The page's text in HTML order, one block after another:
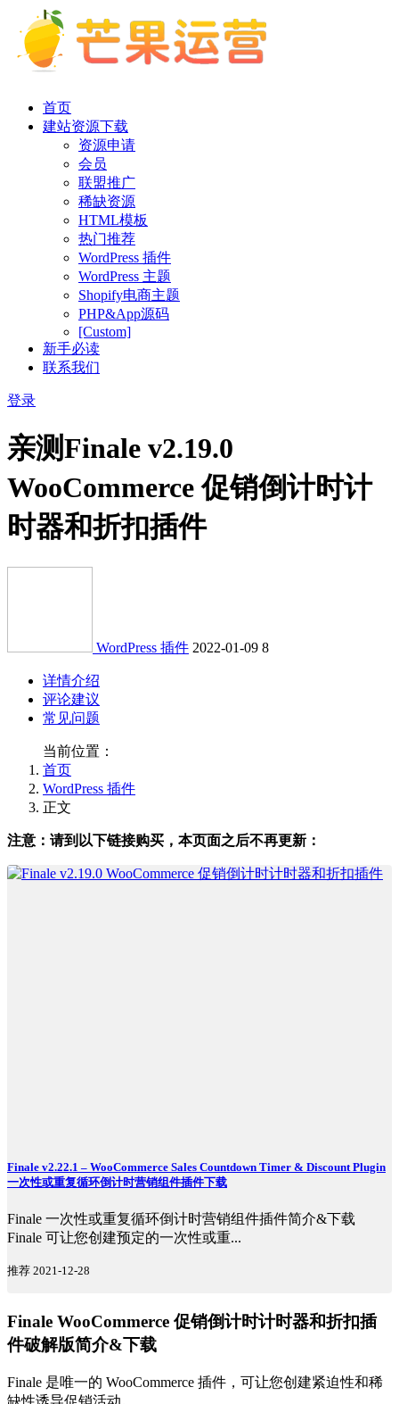
首页
建站资源下载
资源申请
会员
联盟推广
稀缺资源
HTML模板
热门推荐
WordPress 插件
WordPress 主题
Shopify电商主题
PHP&App源码
[Custom]
新手必读
联系我们
登录
亲测Finale v2.19.0
WooCommerce 促销倒计时计
时器和折扣插件
WordPress 插件 2022-01-09 8
详情介绍
评论建议
常见问题
当前位置：
首页
WordPress 插件
正文
注意：请到以下链接购买，本页面之后不再更新：
Finale v2.22.1 – WooCommerce Sales Countdown Timer & Discount Plugin
一次性或重复循环倒计时营销组件插件下载
Finale 一次性或重复循环倒计时营销组件插件简介&下载
Finale 可让您创建预定的一次性或重...
推荐 2021-12-28
Finale WooCommerce 促销倒计时计时器和折扣插
件破解版简介&下载
Finale 是唯一的 WooCommerce 插件，可让您创建紧迫性和稀
缺性诱导促销活动。